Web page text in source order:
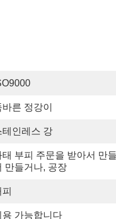
바른 정강이
테인레스 강
태 부피 주문을 받아서 만
만들거나, 공장
용 가능합니다